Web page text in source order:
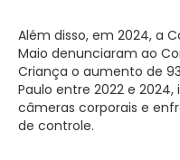
Além disso, em 2024, a
Maio denunciaram ao
Criança o aumento de
Paulo entre 2022 e
câmeras corporais e
de controle.